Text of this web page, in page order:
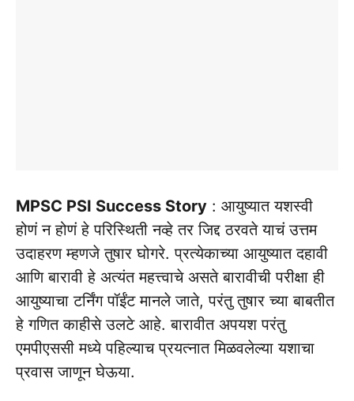
MPSC PSI Success Story : आयुष्यात यशस्वी
होणं न होणं हे परिस्थिती नव्हे तर जिद्द ठरवते याचं उत्तम
उदाहरण म्हणजे तुषार घोगरे. प्रत्येकाच्या आयुष्यात दहावी
आणि बारावी हे अत्यंत महत्त्वाचे असते बारावीची परीक्षा ही
आयुष्याचा टर्निंग पॉईंट मानले जाते, परंतु तुषार च्या बाबतीत
हे गणित काहीसे उलटे आहे. बारावीत अपयश परंतु
एमपीएससी मध्ये पहिल्याच प्रयत्नात मिळवलेल्या यशाचा
प्रवास जाणून घेऊया.